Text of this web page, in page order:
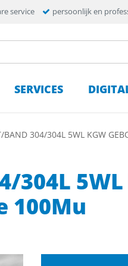
service persoonlijk en
SERVICES
BAND 304/304L 5WL KGW
304L
100Mu